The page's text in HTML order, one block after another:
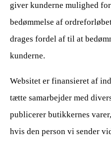
giver kunderne mulighed
bedømmelse af
drages fordel af til at
kunderne.
Websitet er finansieret af
tætte samarbejder med
publicerer butikkernes
hvis den person vi sender